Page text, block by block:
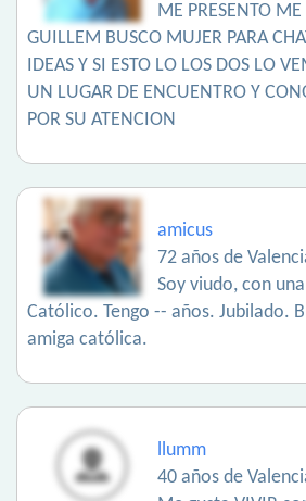
ME PRESENTO
GUILLEM BUSCO MUJER PARA
IDEAS Y SI ESTO LO LOS DOS LO
UN LUGAR DE ENCUENTRO Y
POR SU ATENCION
amicus
72 años de
Soy viudo, con
Católico. Tengo -- años. Jubilado.
amiga católica.
llumm
40 años de